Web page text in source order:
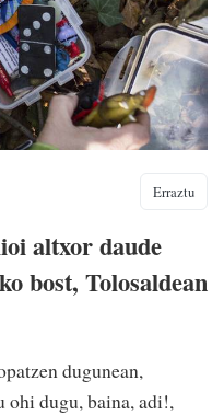
Erraztu
altxor daude
bost, Tolosaldean
dugunean,
ohi dugu, baina, adi!,